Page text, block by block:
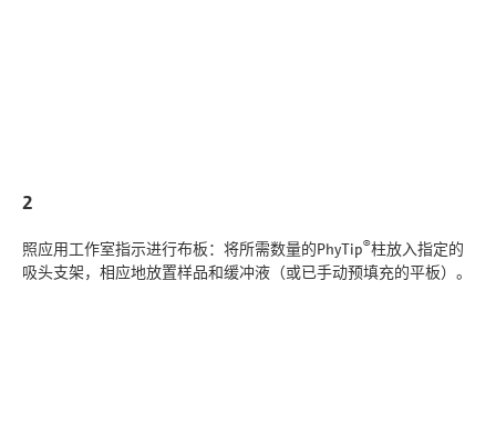
2
照应用工作室指示进行布板：将所需数量的PhyTip®柱放入指定的
吸头支架，相应地放置样品和缓冲液（或已手动预填充的平板）。